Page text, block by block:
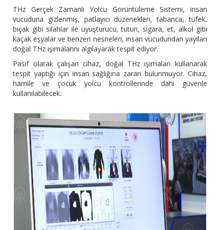
THz Gerçek Zamanlı Yolcu Görüntüleme Sistemi, insan
vücuduna gizlenmiş, patlayıcı düzenekleri, tabanca, tüfek,
bıçak gibi silahlar ile uyuşturucu, tütün, sigara, et, alkol gibi
kaçak eşyalar ve benzeri nesneleri, insan vücudundan yayılan
doğal THz ışımalarını algılayarak tespit ediyor.
Pasif olarak çalışan cihaz, doğal THz ışımaları kullanarak
tespit yaptığı için insan sağlığına zararı bulunmuyor. Cihaz,
hamile ve çocuk yolcu kontrollerinde dahi güvenle
kullanılabilecek.